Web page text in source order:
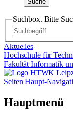
Suche
Suchbox. Bitte
Aktuelles
Hochschule für
Fakultät Informatik
Seiten Haupt-
Hauptmenü